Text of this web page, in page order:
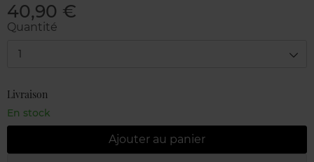
40,90 €
Quantité
1
Livraison
En stock
Ajouter au panier